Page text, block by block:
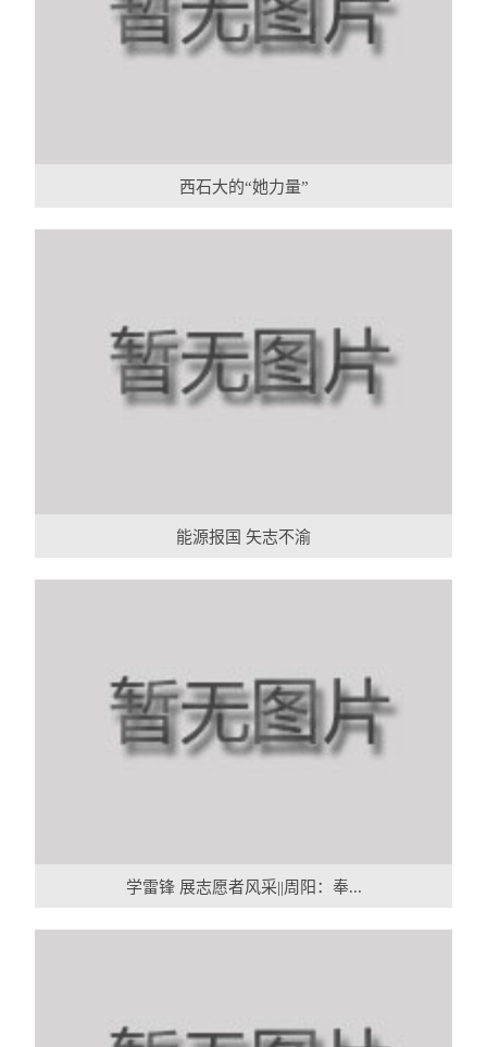
西石大的“她力量”
能源报国 矢志不渝
学雷锋 展志愿者风采||周阳：奉...